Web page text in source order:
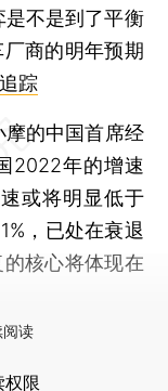
不是到了平衡
商的明年预期
踪
摩的中国首席经
2022年的增速
或将明显低于
，已处在衰退
核心将体现在
阅读
权限